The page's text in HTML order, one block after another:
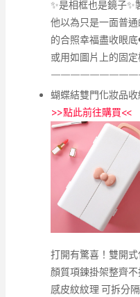
✨是相框也是鏡子
他以為只是一面普
的合照幸福盡收眼
或用如圖片上的固
蝴蝶結雙門化妝品
>>點此前往購買<<
打開有驚喜！雙開
顏質項鍊掛架整齊
感皮紋紋理 可拆分